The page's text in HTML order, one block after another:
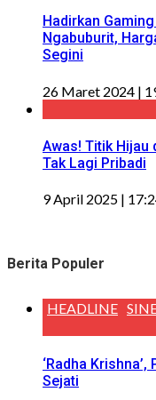
Hadirkan
Ngabuburit,
Segini
26 Maret 2024 |
Awas! Titik Hijau
Tak Lagi Pribadi
9 April 2025 |
Berita Populer
HEADLINE
‘Radha
Sejati